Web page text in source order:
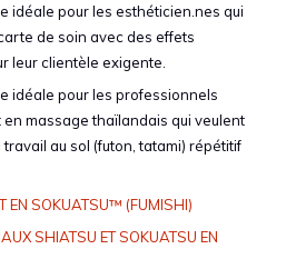
idéale pour les esthéticien.nes qui
de soin avec des effets
leur clientèle exigente.
idéale pour les professionnels
massage thaïlandais qui veulent
au sol (futon, tatami) répétitif
EN SOKUATSU™ (FUMISHI)
SHIATSU ET SOKUATSU EN